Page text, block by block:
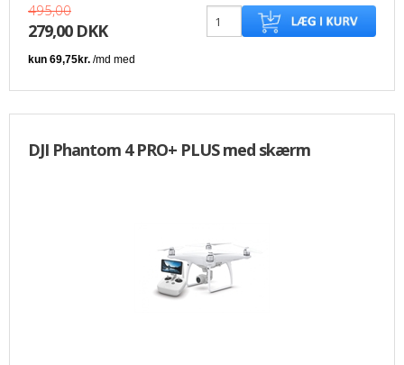
495,00
279,00 DKK
DJI Phantom 4 PRO+ PLUS med skærm